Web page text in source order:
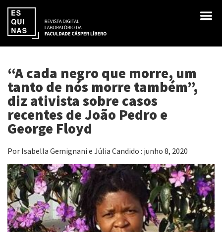
“A cada negro que morre, um
tanto de nós morre também”,
diz ativista sobre casos
recentes de João Pedro e
George Floyd
Por Isabella Gemignani e Júlia Candido : junho 8, 2020